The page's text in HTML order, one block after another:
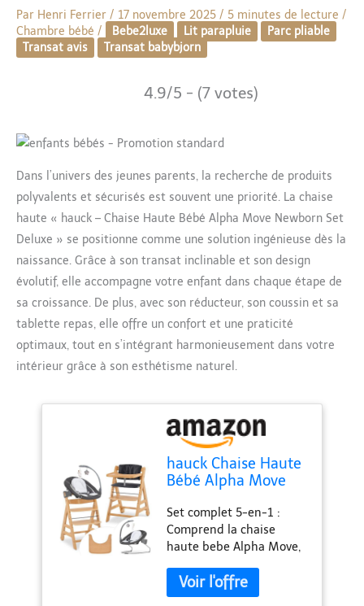
Par Henri Ferrier / 17 novembre 2025 / 5 minutes de lecture /
Chambre bébé / Bebe2luxe Lit parapluie
Parc pliable
Transat avis
Transat babybjorn
4.9/5 - (7 votes)
Dans l’univers des jeunes parents, la recherche de produits
polyvalents et sécurisés est souvent une priorité. La chaise
haute « hauck – Chaise Haute Bébé Alpha Move Newborn Set
Deluxe » se positionne comme une solution ingénieuse dès la
naissance. Grâce à son transat inclinable et son design
évolutif, elle accompagne votre enfant dans chaque étape de
sa croissance. De plus, avec son réducteur, son coussin et sa
tablette repas, elle offre un confort et une praticité
optimaux, tout en s’intégrant harmonieusement dans votre
intérieur grâce à son esthétisme naturel.
hauck Chaise Haute
Bébé Alpha Move
Nouveau-né Deluxe
- Natural
Set complet 5-en-1 :
Comprend la chaise
haute bebe Alpha Move,
avec arche de jeu, une
tablette repas spacieuse,